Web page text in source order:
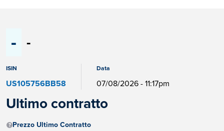
- -
ISIN
US105756BB58
Data
07/08/2026 - 11:17pm
Ultimo contratto
Prezzo Ultimo Contratto